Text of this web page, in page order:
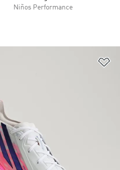
Niños Performance